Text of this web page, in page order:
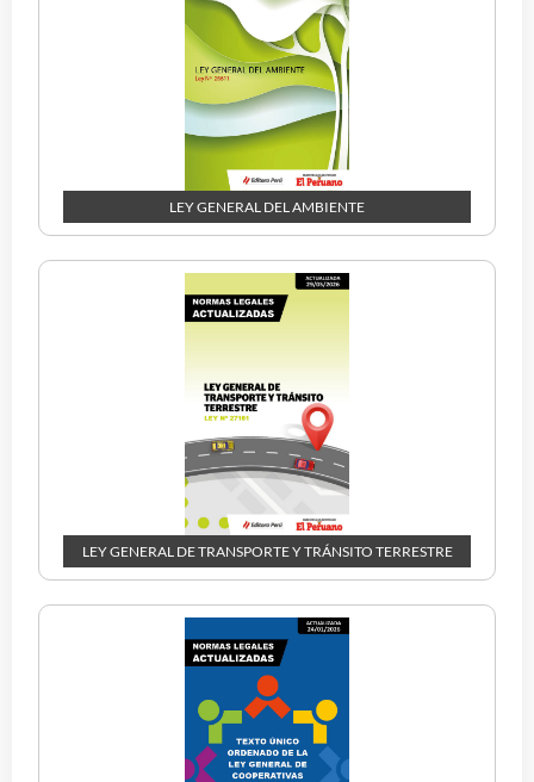
LEY GENERAL DEL AMBIENTE
LEY GENERAL DE TRANSPORTE Y TRÁNSITO TERRESTRE